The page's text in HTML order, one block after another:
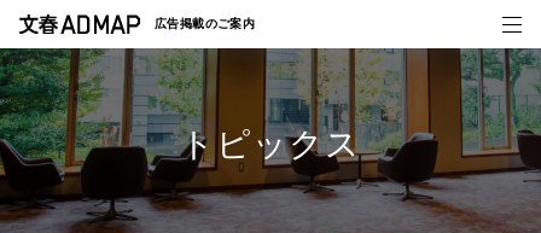
広告掲載のご案内
媒体紹介
トピックス